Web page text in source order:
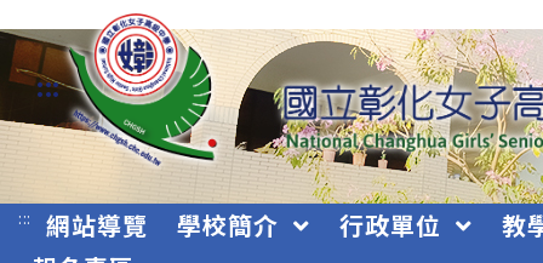
跳
轉
主
要
:::
::: 網站導覽 學校簡介 行政單位
教